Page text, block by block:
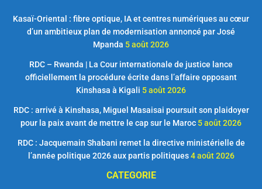
Kasaï-Oriental : fibre optique, IA et centres numériques au cœur
d’un ambitieux plan de modernisation annoncé par José
Mpanda 5 août 2026
RDC – Rwanda | La Cour internationale de justice lance
officiellement la procédure écrite dans l’affaire opposant
Kinshasa à Kigali 5 août 2026
RDC : arrivé à Kinshasa, Miguel Masaisai poursuit son plaidoyer
pour la paix avant de mettre le cap sur le Maroc 5 août 2026
RDC : Jacquemain Shabani remet la directive ministérielle de
l’année politique 2026 aux partis politiques 4 août 2026
CATEGORIE